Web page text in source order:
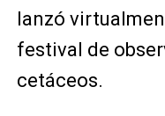
lanzó
festival de
cetáceos.